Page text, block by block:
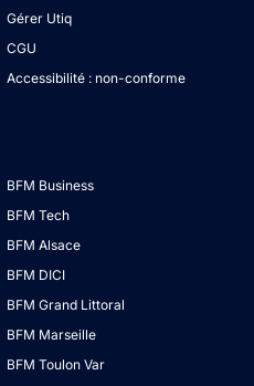
Gérer Utiq
CGU
Accessibilité : non-conforme
BFM Business
BFM Tech
BFM Alsace
BFM DICI
BFM Grand Littoral
BFM Marseille
BFM Toulon Var